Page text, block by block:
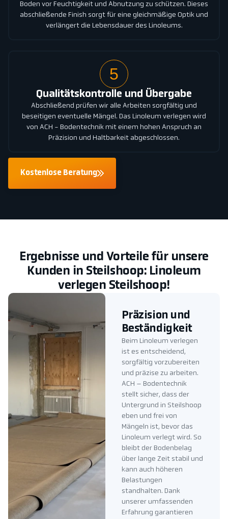
Boden vor Feuchtigkeit und Abnutzung zu schützen. Dieses
abschließende Finish sorgt für eine gleichmäßige Optik und
verlängert die Lebensdauer des Linoleums.
5
Qualitätskontrolle und Übergabe
Abschließend prüfen wir alle Arbeiten sorgfältig und
beseitigen eventuelle Mängel. Das Linoleum verlegen wird
von ACH - Bodentechnik mit einem hohen Anspruch an
Präzision und Haltbarkeit abgeschlossen.
Kostenlose Beratung
Ergebnisse und Vorteile für unsere
Kunden in Steilshoop: Linoleum
verlegen Steilshoop!
Präzision und
Beständigkeit
Beim Linoleum verlegen
ist es entscheidend,
sorgfältig vorzubereiten
und präzise zu arbeiten.
ACH – Bodentechnik
stellt sicher, dass der
Untergrund in Steilshoop
eben und frei von
Mängeln ist, bevor das
Linoleum verlegt wird. So
bleibt der Bodenbelag
über lange Zeit stabil und
kann auch höheren
Belastungen
standhalten. Dank
unserer umfassenden
Erfahrung garantieren